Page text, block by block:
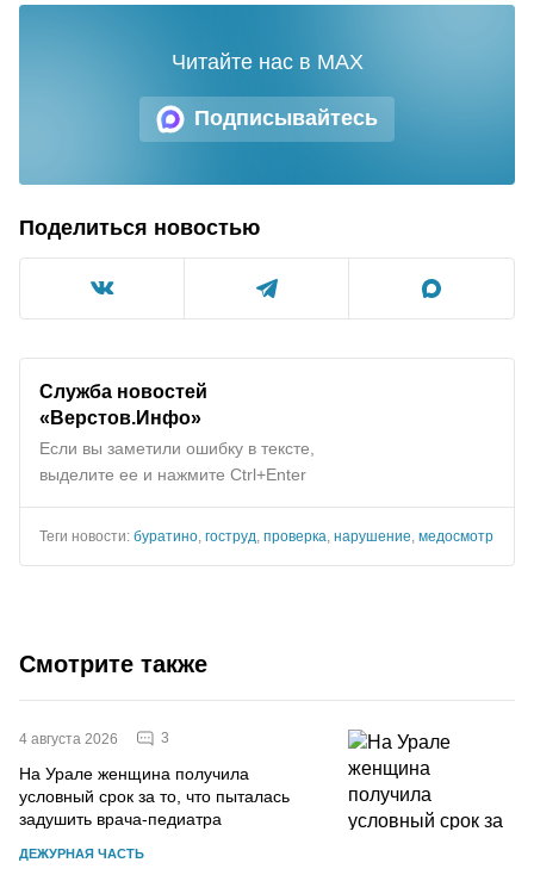
Подписывайтесь
Читайте нас в MAX
Поделиться новостью
Служба новостей
«Верстов.Инфо»
Если вы заметили ошибку в тексте,
выделите ее и нажмите Ctrl+Enter
Теги новости: буратино гоструд проверка нарушение медосмотр
Смотрите также
4 августа 2026 3
На Урале женщина получила
условный срок за то, что пыталась
задушить врача-педиатра
ДЕЖУРНАЯ ЧАСТЬ